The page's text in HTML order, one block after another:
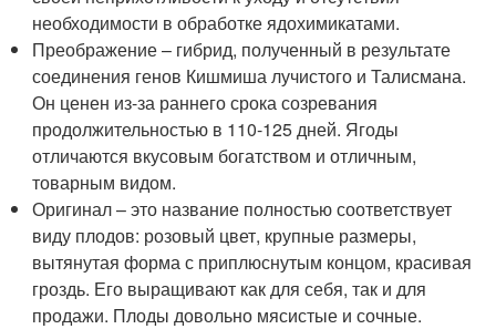
необходимости в обработке ядохимикатами.
Преображение – гибрид, полученный в результате
соединения генов Кишмиша лучистого и Талисмана.
Он ценен из-за раннего срока созревания
продолжительностью в 110-125 дней. Ягоды
отличаются вкусовым богатством и отличным,
товарным видом.
Оригинал – это название полностью соответствует
виду плодов: розовый цвет, крупные размеры,
вытянутая форма с приплюснутым концом, красивая
гроздь. Его выращивают как для себя, так и для
продажи. Плоды довольно мясистые и сочные.